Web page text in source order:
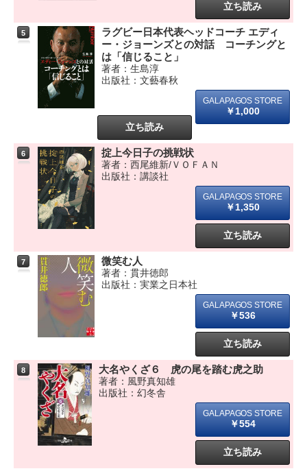
立ち読み
5
ラグビー日本代表ヘッドコーチ エディ
ー・ジョーンズとの対話 コーチングと
は「信じること」
著者：生島淳
出版社：文藝春秋
￥1,000
立ち読み
6 掟上今日子の挑戦状
著者：西尾維新/ＶＯＦＡＮ
出版社：講談社
￥1,350
立ち読み
7 微笑む人
著者：貫井徳郎
出版社：実業之日本社
￥536
立ち読み
8 大名やくざ６ 虎の尾を踏む虎之助
著者：風野真知雄
出版社：幻冬舎
￥554
立ち読み